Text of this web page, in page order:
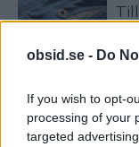
obsid.se - Do
If you wish to opt-
processing of your
targeted